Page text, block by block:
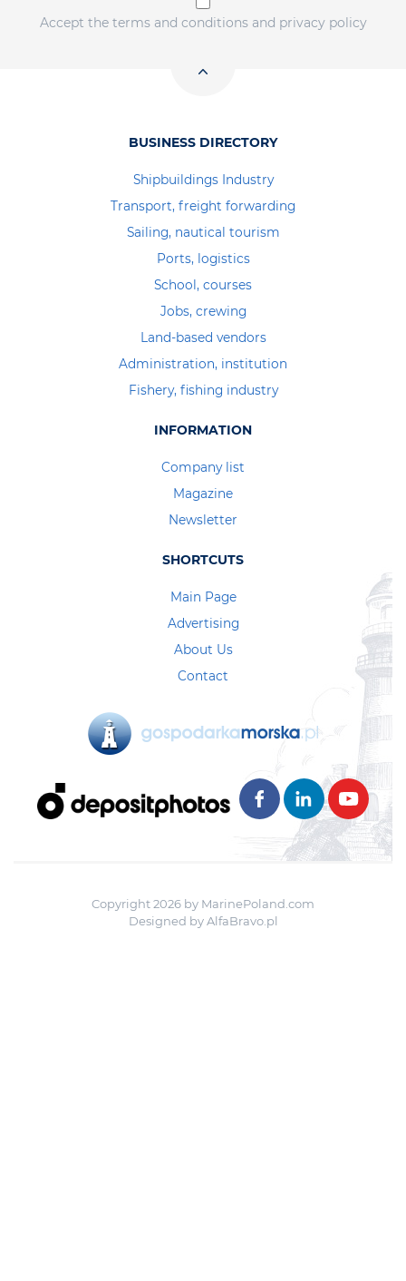
Accept the terms and conditions and privacy policy
BUSINESS DIRECTORY
Shipbuildings Industry
Transport, freight forwarding
Sailing, nautical tourism
Ports, logistics
School, courses
Jobs, crewing
Land-based vendors
Administration, institution
Fishery, fishing industry
INFORMATION
Company list
Magazine
Newsletter
SHORTCUTS
Main Page
Advertising
About Us
Contact
Copyright 2026 by MarinePoland.com
Designed byAlfaBravo.pl